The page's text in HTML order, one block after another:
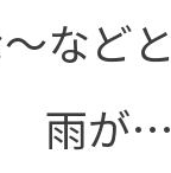
などと
雨が…